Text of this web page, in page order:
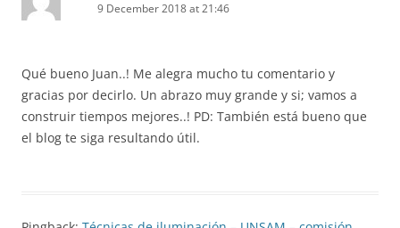
9 December 2018 at 21:46
Qué bueno Juan..! Me alegra mucho tu comentario y
gracias por decirlo. Un abrazo muy grande y si; vamos a
construir tiempos mejores..! PD: También está bueno que
el blog te siga resultando útil.